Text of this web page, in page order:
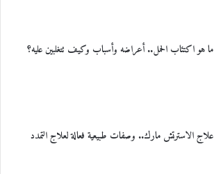
ما هو اكتئاب الحمل.. أعراضه وأسباب وكيف تتغلبين عليه؟
علاج الاسترتش مارك.. وصفات طبيعية فعالة لعلاج التمدد